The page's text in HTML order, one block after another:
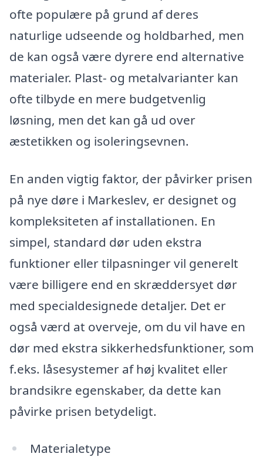
ofte populære på grund af deres
naturlige udseende og holdbarhed, men
de kan også være dyrere end alternative
materialer. Plast- og metalvarianter kan
ofte tilbyde en mere budgetvenlig
løsning, men det kan gå ud over
æstetikken og isoleringsevnen.
En anden vigtig faktor, der påvirker prisen
på nye døre i Markeslev, er designet og
kompleksiteten af installationen. En
simpel, standard dør uden ekstra
funktioner eller tilpasninger vil generelt
være billigere end en skræddersyet dør
med specialdesignede detaljer. Det er
også værd at overveje, om du vil have en
dør med ekstra sikkerhedsfunktioner, som
f.eks. låsesystemer af høj kvalitet eller
brandsikre egenskaber, da dette kan
påvirke prisen betydeligt.
Materialetype